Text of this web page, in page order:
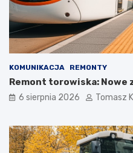
KOMUNIKACJA REMONTY
Remont torowiska: Nowe
6 sierpnia 2026 Tomasz